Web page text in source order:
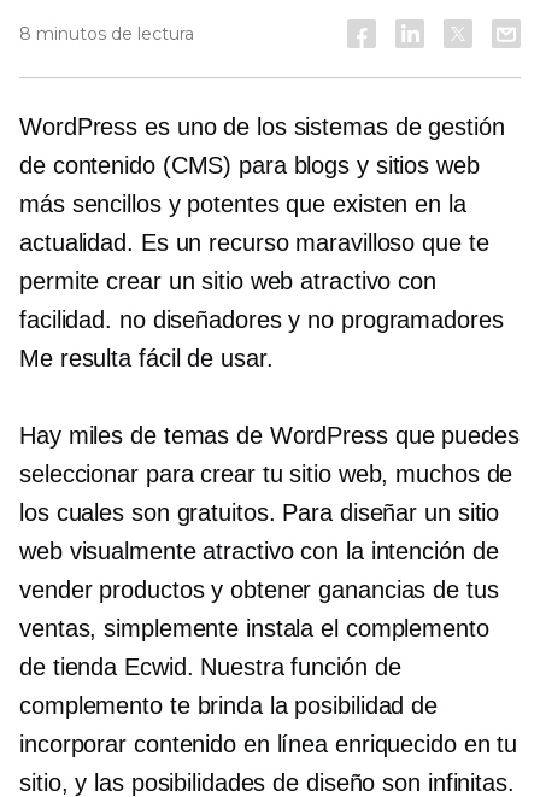
8 minutos de lectura
WordPress es uno de los sistemas de gestión
de contenido (CMS) para blogs y sitios web
más sencillos y potentes que existen en la
actualidad. Es un recurso maravilloso que te
permite crear un sitio web atractivo con
facilidad. no diseñadoresy no programadores
Me resulta fácil de usar.
Hay miles de temas de WordPress que puedes
seleccionar para crear tu sitio web, muchos de
los cuales son gratuitos. Para diseñar un sitio
web visualmente atractivo con la intención de
vender productos y obtener ganancias de tus
ventas, simplemente instala el complemento
de tienda Ecwid. Nuestra función de
complemento te brinda la posibilidad de
incorporar contenido en línea enriquecido en tu
sitio, y las posibilidades de diseño son infinitas.